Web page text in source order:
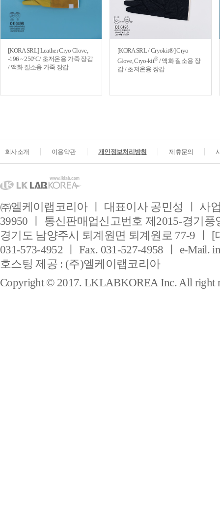
[KORA SRL] Leather Cryo Glove,
-196 ~ 250ºC/ 초저온용 가죽 장갑
/ 액화 질소용 가죽 장갑
[KORA SRL / Cryokit®] Cryo
Glove, Cryo-kit®/ 액화 질소용 장
갑 / 초저온용 장갑
회사소개 이용약관 개인정보처리방침 제휴문의
㈜엘케이랩코리아 ㅣ 대표이사 공민성 ㅣ 사
39950 ㅣ 통신판매업신고번호 제2015-경기풍
경기도 남양주시 퇴계원면 퇴계원로 77-9 ㅣ [
031-573-4952 ㅣ Fax. 031-527-4958 ㅣ e-Mail.
호스팅 제공 : (주)엘케이랩코리아
Copyright © 2017. LKLABKOREA Inc. All right